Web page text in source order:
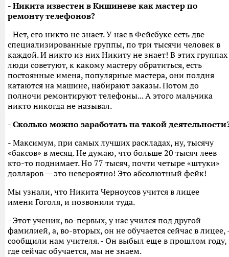
- Никита известен в Кишиневе как мастер по
ремонту телефонов?
- Нет, его никто не знает. У нас в Фейсбуке есть две
специализированные группы, по три тысячи человек в
каждой. И никто из них Никиту не знает! В этих группах
люди советуют, к какому мастеру обратиться, есть
постоянные имена, популярные мастера, они полдня
катаются на машине, набирают заказы. Потом до
полночи ремонтируют телефоны... А этого мальчика
никто никогда не называл.
- Сколько можно заработать на такой
- Максимум, при самых лучших раскладах, ну, тысячу
«баксов» в месяц. Не думаю, что больше 20 тысяч леев
кто-то поднимает. Но 77 тысяч, почти четыре «штуки»
долларов — это невероятно! Это абсолютный фейк!
Мы узнали, что Никита Черноусов учится в лицее
имени Гоголя, и позвонили туда.
- Этот ученик, во-первых, у нас учился под другой
фамилией, а, во-вторых, он не обучается сейчас в лицее,
сообщили нам учителя. - Он выбыл еще в прошлом году,
где сейчас обучается, мы не знаем.